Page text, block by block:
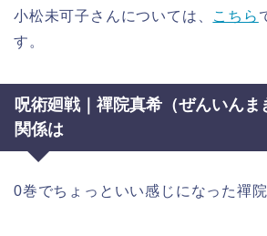
小松未可子さんについては、 こちら
す。
呪術廻戦｜禪院真希（ぜんいんま
関係は
0巻でちょっといい感じになった禪